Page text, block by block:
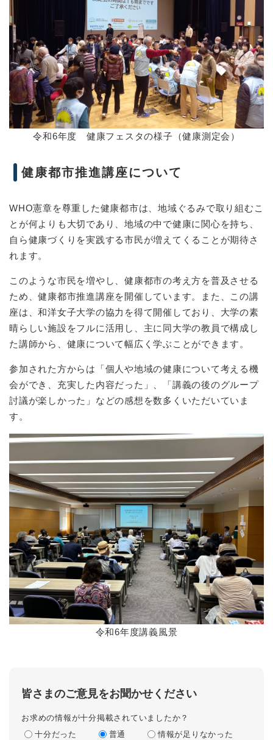
令和6年度 健康フェスタの様子（健康測定会）
健康都市推進講座について
WHO憲章を尊重した健康都市は、地域ぐるみで取り組むこ
とが何よりも大切であり、地域の中で健康に関心を持ち、
自ら健康づくりを実践する市民が増えてくることが期待さ
れます。
このような市民を増やし、健康都市の考え方を普及させる
ため、健康都市推進講座を開催しています。また、この講
座は、和洋女子大学の協力を得て開催しており、大学の素
晴らしい施設をフルに活用し、主に同大学の教員で構成し
た講師から、健康について幅広く学ぶことができます。
参加された方からは「個人や地域の健康について考える機
会ができ、充実した内容だった」、「講義の後のグループ
討議が楽しかった」などの感想を数多くいただいていま
す。
令和6年度講義風景
皆さまのご意見をお聞かせください
お求めの情報が十分掲載されていましたか？
十分だった
普通 情報が足りなかった